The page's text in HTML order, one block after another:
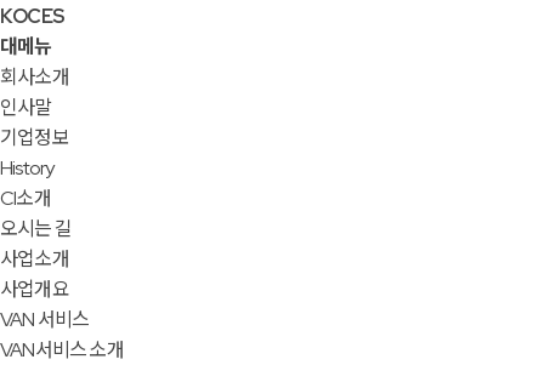
KOCES
대메뉴
회사소개
인사말
기업정보
History
CI소개
오시는 길
사업소개
사업개요
VAN 서비스
VAN서비스 소개